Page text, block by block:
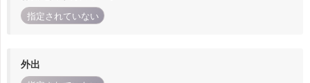
指定されていない
外出